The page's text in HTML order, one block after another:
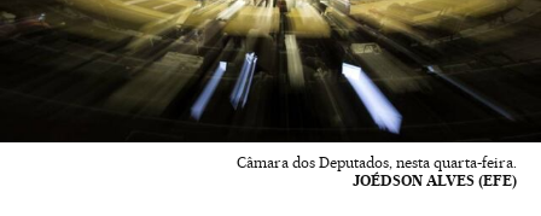
Câmara dos Deputados, nesta quarta-feira.
JOÉDSON ALVES (EFE)